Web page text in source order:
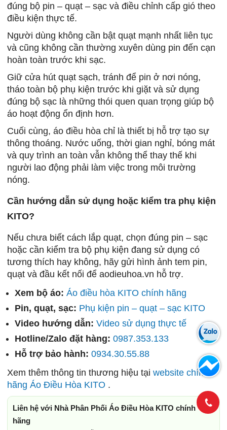
đúng bộ pin – quạt – sạc và điều chỉnh cấp gió theo
điều kiện thực tế.
Người dùng không cần bật quạt mạnh nhất liên tục
và cũng không cần thường xuyên dùng pin đến cạn
hoàn toàn trước khi sạc.
Giữ cửa hút quạt sạch, tránh để pin ở nơi nóng,
tháo toàn bộ phụ kiện trước khi giặt và sử dụng
đúng bộ sạc là những thói quen quan trọng giúp bộ
áo hoạt động ổn định hơn.
Cuối cùng, áo điều hòa chỉ là thiết bị hỗ trợ tạo sự
thông thoáng. Nước uống, thời gian nghỉ, bóng mát
và quy trình an toàn vẫn không thể thay thế khi
người lao động phải làm việc trong môi trường
nóng.
Cần hướng dẫn sử dụng hoặc kiểm tra phụ kiện
KITO?
Nếu chưa biết cách lắp quạt, chọn đúng pin – sạc
hoặc cần kiểm tra bộ phụ kiện đang sử dụng có
tương thích hay không, hãy gửi hình ảnh tem pin,
quạt và đầu kết nối để aodieuhoa.vn hỗ trợ.
Xem bộ áo: Áo điều hòa KITO chính hãng
Pin, quạt, sạc: Phụ kiện pin – quạt – sạc KITO
Video hướng dẫn: Video sử dụng thực tế
Hotline/Zalo đặt hàng: 0987.353.133
Hỗ trợ bảo hành: 0934.30.55.88
Xem thêm thông tin thương hiệu tại website chính
hãng Áo Điều Hòa KITO .
Liên hệ với Nhà Phân Phối Áo Điều Hòa KITO chính
hãng